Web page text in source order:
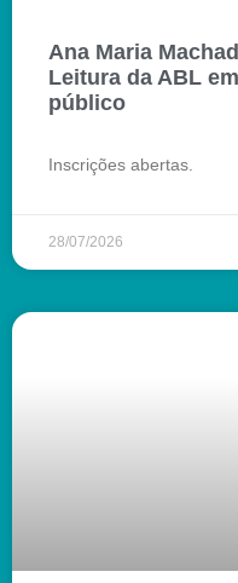
Ana Maria
Leitura da ABL
público
Inscrições abertas.
28/07/2026